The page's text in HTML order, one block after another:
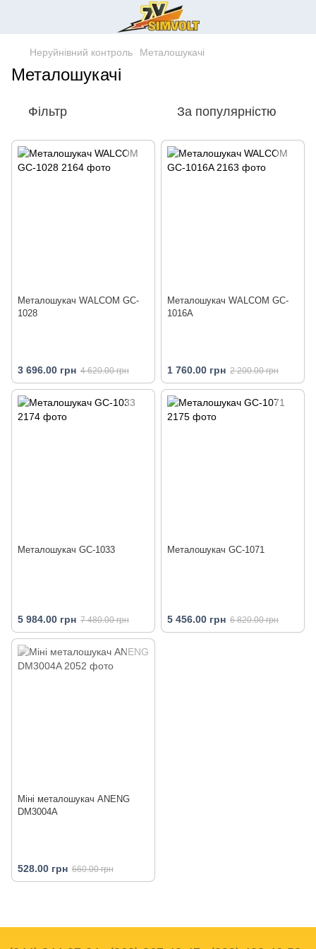
Неруйнівний контроль Металошукачі
Металошукачі
Фільтр За популярністю
Металошукач WALCOM GC-
1028
3 696.00 грн 4 620.00 грн
Металошукач WALCOM GC-
1016A
1 760.00 грн 2 200.00 грн
Металошукач GC-1033
5 984.00 грн 7 480.00 грн
Металошукач GC-1071
5 456.00 грн 6 820.00 грн
Міні металошукач ANENG
DM3004A
528.00 грн 660.00 грн